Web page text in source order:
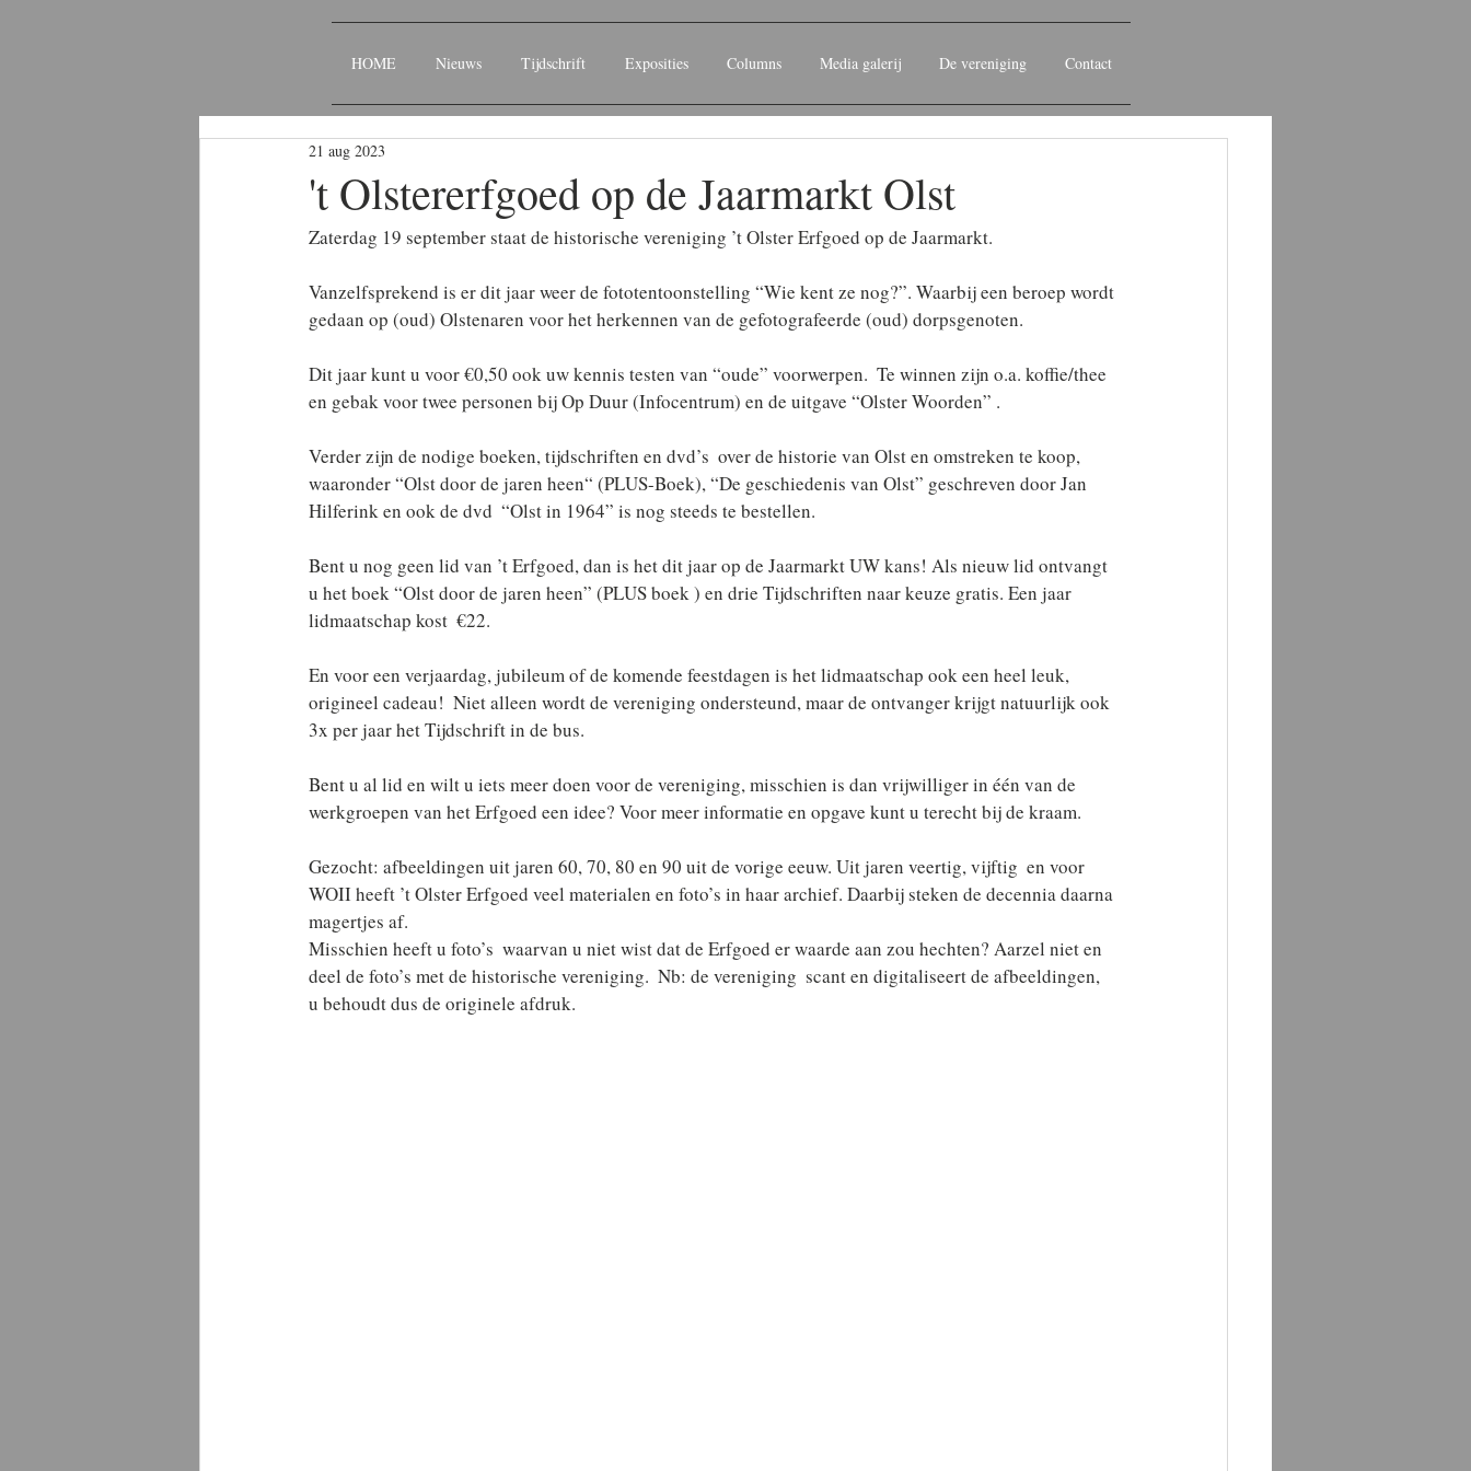
HOME Nieuws Tijdschrift Exposities Columns Media galerij De vereniging Contact
't Olstererfgoed op de Jaarmarkt Olst
21 aug 2023
Zaterdag 19 september staat de historische vereniging ’t Olster Erfgoed op de Jaarmarkt.
Vanzelfsprekend is er dit jaar weer de fototentoonstelling “Wie kent ze nog?”. Waarbij een beroep wordt
gedaan op (oud) Olstenaren voor het herkennen van de gefotografeerde (oud) dorpsgenoten.
Dit jaar kunt u voor €0,50 ook uw kennis testen van “oude” voorwerpen.  Te winnen zijn o.a. koffie/thee
en gebak voor twee personen bij Op Duur (Infocentrum) en de uitgave “Olster Woorden” .
Verder zijn de nodige boeken, tijdschriften en dvd’s  over de historie van Olst en omstreken te koop,
waaronder “Olst door de jaren heen“ (PLUS-Boek), “De geschiedenis van Olst” geschreven door Jan
Hilferink en ook de dvd  “Olst in 1964” is nog steeds te bestellen.
Bent u nog geen lid van ’t Erfgoed, dan is het dit jaar op de Jaarmarkt UW kans! Als nieuw lid ontvangt
u het boek “Olst door de jaren heen” (PLUS boek ) en drie Tijdschriften naar keuze gratis. Een jaar
lidmaatschap kost  €22.
En voor een verjaardag, jubileum of de komende feestdagen is het lidmaatschap ook een heel leuk,
origineel cadeau!  Niet alleen wordt de vereniging ondersteund, maar de ontvanger krijgt natuurlijk ook
3x per jaar het Tijdschrift in de bus.
Bent u al lid en wilt u iets meer doen voor de vereniging, misschien is dan vrijwilliger in één van de
werkgroepen van het Erfgoed een idee? Voor meer informatie en opgave kunt u terecht bij de kraam.
Gezocht: afbeeldingen uit jaren 60, 70, 80 en 90 uit de vorige eeuw. Uit jaren veertig, vijftig  en voor
WOII heeft ’t Olster Erfgoed veel materialen en foto’s in haar archief. Daarbij steken de decennia daarna
magertjes af.
Misschien heeft u foto’s  waarvan u niet wist dat de Erfgoed er waarde aan zou hechten? Aarzel niet en
deel de foto’s met de historische vereniging.  Nb: de vereniging  scant en digitaliseert de afbeeldingen,
u behoudt dus de originele afdruk.